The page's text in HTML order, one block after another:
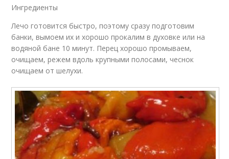
Ингредиенты
Лечо готовится быстро, поэтому сразу подготовим
банки, вымоем их и хорошо прокалим в духовке или на
водяной бане 10 минут. Перец хорошо промываем,
очищаем, режем вдоль крупными полосами, чеснок
очищаем от шелухи.